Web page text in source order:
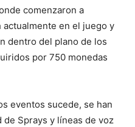
comenzaron a
en el juego y
dentro del plano de los
por 750 monedas
eventos sucede, se han
de Sprays y líneas de voz